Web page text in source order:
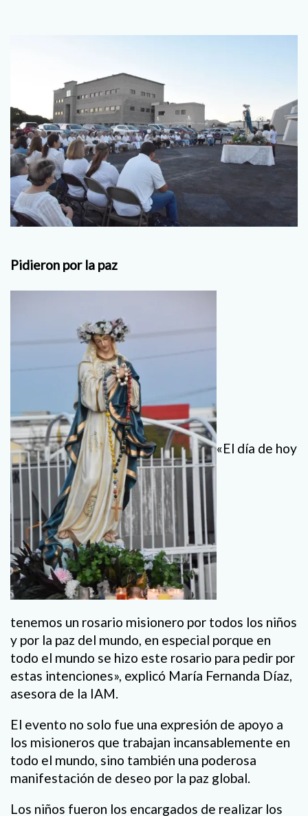
Pidieron por la paz
«El día de hoy
tenemos un rosario misionero por todos los niños
y por la paz del mundo, en especial porque en
todo el mundo se hizo este rosario para pedir por
estas intenciones», explicó María Fernanda Díaz,
asesora de la IAM.
El evento no solo fue una expresión de apoyo a
los misioneros que trabajan incansablemente en
todo el mundo, sino también una poderosa
manifestación de deseo por la paz global.
Los niños fueron los encargados de realizar los